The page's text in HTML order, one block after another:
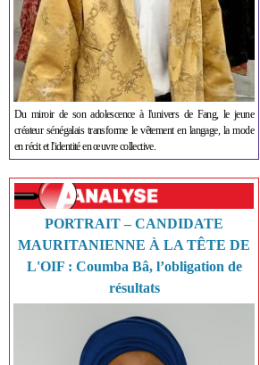
Du miroir de son adolescence à l'univers de Fang, le jeune
créateur sénégalais transforme le vêtement en langage, la mode
en récit et l'identité en œuvre collective.
PORTRAIT – CANDIDATE
MAURITANIENNE À LA TÊTE DE
L'OIF : Coumba Bâ, l’obligation de
résultats